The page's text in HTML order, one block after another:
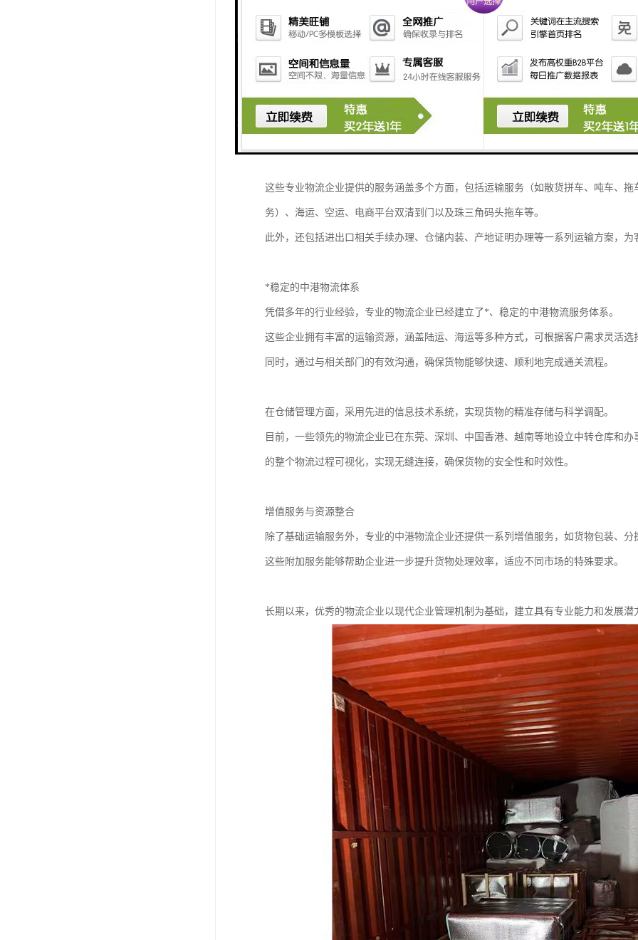
专业的物流服务不仅能够确保货物顺畅流通，更能为企业节省成本、提高运营效率。
一站式综合物流解决方案
在众多物流服务商中，一些企业始终以成为中小企业综合物流供应商为发展愿景，
物流服务。
这种服务模式能够满足客户对物流的个性化需求，通过对接单一窗口即可解决所有
这些专业物流企业提供的服务涵盖多个方面，包括运输服务（如散货拼车、吨车、
务）、海运、空运、电商平台双清到门以及珠三角码头拖车等。
此外，还包括进出口相关手续办理、仓储内装、产地证明办理等一系列运输方案，为
*稳定的中港物流体系
凭借多年的行业经验，专业的物流企业已经建立了*、稳定的中港物流服务体系。
这些企业拥有丰富的运输资源，涵盖陆运、海运等多种方式，可根据客户需求灵活选
同时，通过与相关部门的有效沟通，确保货物能够快速、顺利地完成通关流程。
在仓储管理方面，采用先进的信息技术系统，实现货物的精准存储与科学调配。
目前，一些领先的物流企业已在东莞、深圳、中国香港、越南等地设立中转仓库和
的整个物流过程可视化，实现无缝连接，确保货物的安全性和时效性。
增值服务与资源整合
除了基础运输服务外，专业的中港物流企业还提供一系列增值服务，如货物包装、分
这些附加服务能够帮助企业进一步提升货物处理效率，适应不同市场的特殊要求。
长期以来，优秀的物流企业以现代企业管理机制为基础，建立具有专业能力和发展潜